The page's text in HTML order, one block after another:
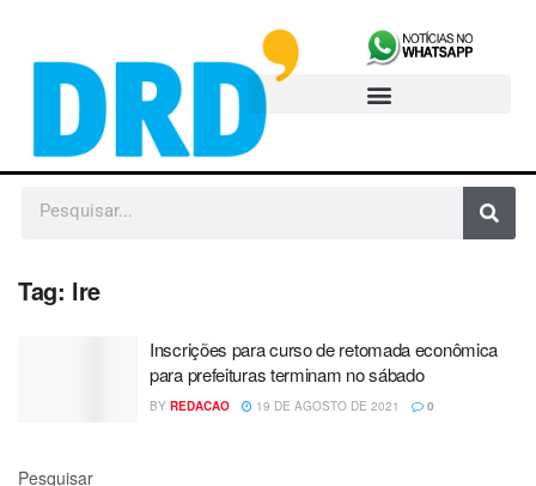
Tag: lre
Inscrições para curso de retomada econômica
para prefeituras terminam no sábado
BY REDACAO 19 DE AGOSTO DE 2021 0
Pesquisar